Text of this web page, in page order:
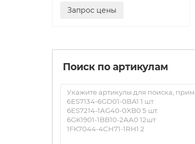
Запрос цены
Поиск по артикулам